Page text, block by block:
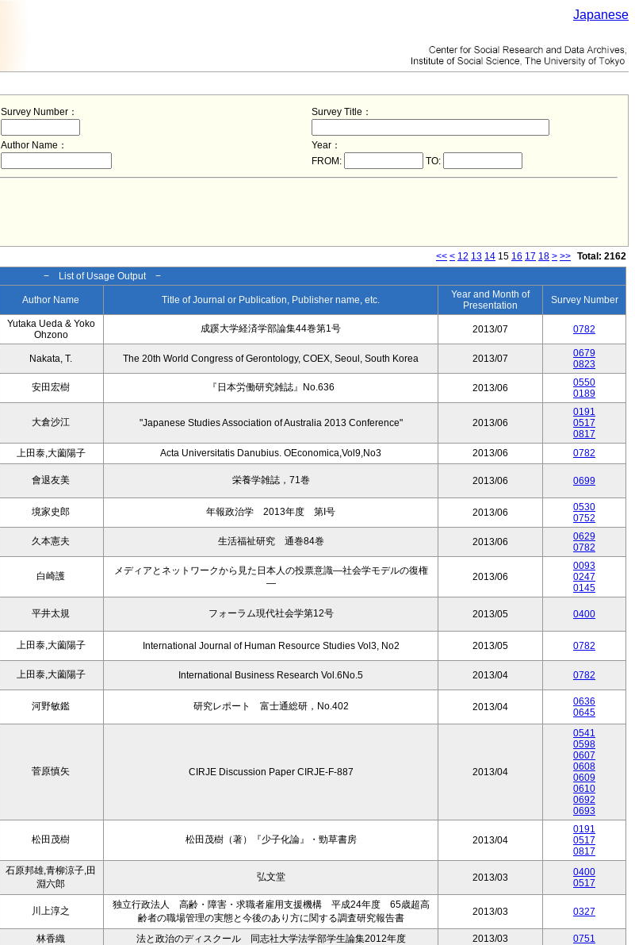
Japanese
Survey Number： Survey Title：
Author Name：
Year：
FROM:
TO:
<< < 12 13 14 15 16 17 18 > >> Total: 2162
− List of Usage Output −
Author Name Title of Journal or Publication, Publisher name, etc.
Year and Month of
Presentation
Survey Number
Yutaka Ueda & Yoko
Ohzono
成蹊大学経済学部論集44巻第1号 2013/07 0782
Nakata, T. The 20th World Congress of Gerontology, COEX, Seoul, South Korea 2013/07
0679
0823
安田宏樹 『日本労働研究雑誌』No.636 2013/06
0550
0189
大倉沙江 "Japanese Studies Association of Australia 2013 Conference" 2013/06
0191
0517
0817
上田泰,大薗陽子 Acta Universitatis Danubius. OEconomica,Vol9,No3 2013/06
0782
會退友美 栄養学雑誌，71巻 2013/06 0699
境家史郎 年報政治学 2013年度 第I号 2013/06
0530
0752
久本憲夫 生活福祉研究 通巻84巻 2013/06
0629
0782
白崎護
メディアとネットワークから見た日本人の投票意識―社会学モデルの復権
―
2013/06
0093
0247
0145
平井太規 フォーラム現代社会学第12号 2013/05 0400
上田泰,大薗陽子 International Journal of Human Resource Studies Vol3, No2 2013/05 0782
上田泰,大薗陽子 International Business Research Vol.6No.5 2013/04 0782
河野敏鑑 研究レポート 富士通総研，No.402 2013/04
0636
0645
菅原慎矢 CIRJE Discussion Paper CIRJE-F-887 2013/04
0541
0598
0607
0608
0609
0610
0692
0693
松田茂樹 松田茂樹（著）『少子化論』・勁草書房 2013/04
0191
0517
0817
石原邦雄,青柳涼子,田
淵六郎
弘文堂 2013/03
0400
0517
川上淳之
独立行政法人 高齢・障害・求職者雇用支援機構 平成24年度 65歳超高
齢者の職場管理の実態と今後のあり方に関する調査研究報告書
2013/03 0327
林香織 法と政治のディスクール 同志社大学法学部学生論集2012年度 2013/03
0751